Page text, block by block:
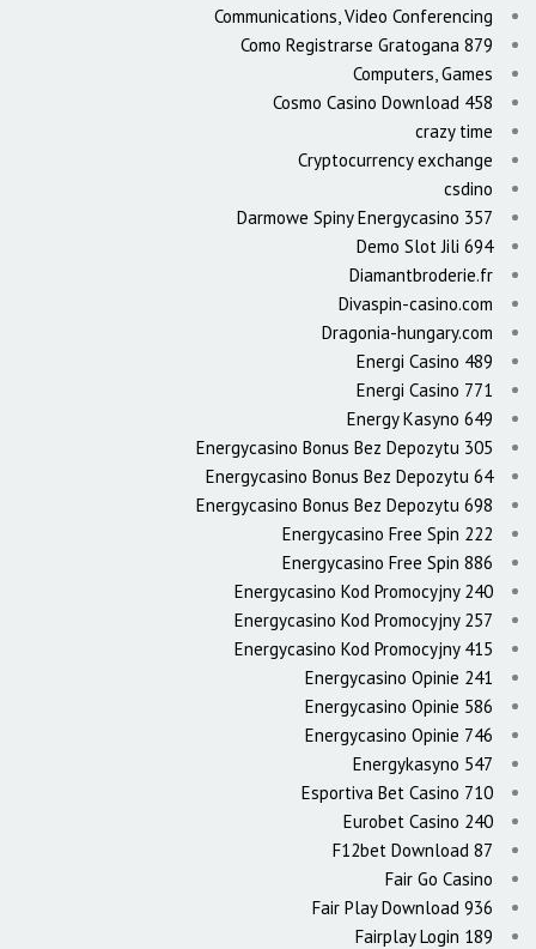
Communications, Video Conferencing
Como Registrarse Gratogana 879
Computers, Games
Cosmo Casino Download 458
crazy time
Cryptocurrency exchange
csdino
Darmowe Spiny Energycasino 357
Demo Slot Jili 694
Diamantbroderie.fr
Divaspin-casino.com
Dragonia-hungary.com
Energi Casino 489
Energi Casino 771
Energy Kasyno 649
Energycasino Bonus Bez Depozytu 305
Energycasino Bonus Bez Depozytu 64
Energycasino Bonus Bez Depozytu 698
Energycasino Free Spin 222
Energycasino Free Spin 886
Energycasino Kod Promocyjny 240
Energycasino Kod Promocyjny 257
Energycasino Kod Promocyjny 415
Energycasino Opinie 241
Energycasino Opinie 586
Energycasino Opinie 746
Energykasyno 547
Esportiva Bet Casino 710
Eurobet Casino 240
F12bet Download 87
Fair Go Casino
Fair Play Download 936
Fairplay Login 189